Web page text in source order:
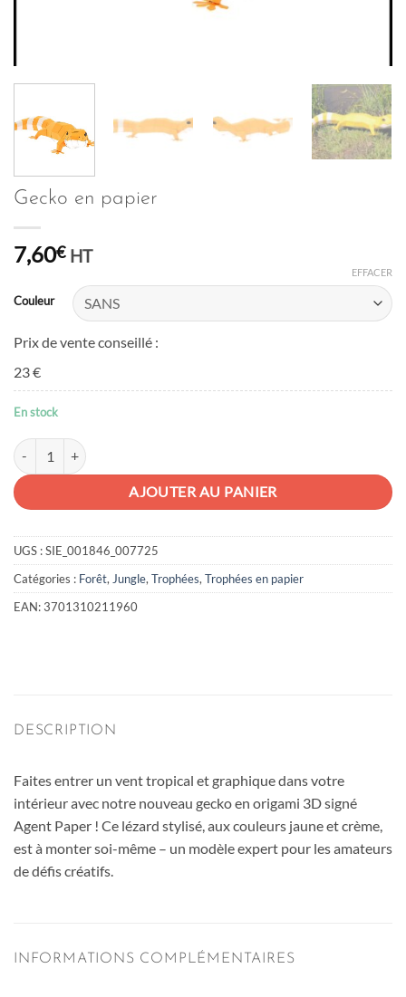
Gecko en papier
7,60€ HT
Couleur
EFFACER
Prix de vente conseillé :
23 €
En stock
quantité de Gecko en papier
AJOUTER AU PANIER
UGS :SIE_001846_007725
Catégories : Forêt, Jungle, Trophées, Trophées en papier
EAN:3701310211960
DESCRIPTION
Faites entrer un vent tropical et graphique dans votre
intérieur avec notre nouveau gecko en origami 3D signé
Agent Paper ! Ce lézard stylisé, aux couleurs jaune et crème,
est à monter soi-même – un modèle expert pour les amateurs
de défis créatifs.
INFORMATIONS COMPLÉMENTAIRES